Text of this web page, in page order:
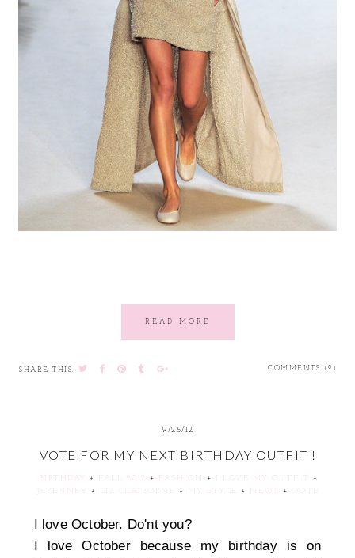
READ MORE
COMMENTS (9)
SHARE THIS:
9/25/12
VOTE FOR MY NEXT BIRTHDAY OUTFIT !
BIRTHDAY + FALL 2012 + FASHION + I LOVE MY OUTFIT
+
JCPENNEY
+ LIZ CLAIBORNE + MY STYLE + NEWS +
I love October. Do'nt you?
I love October because my birthday is on